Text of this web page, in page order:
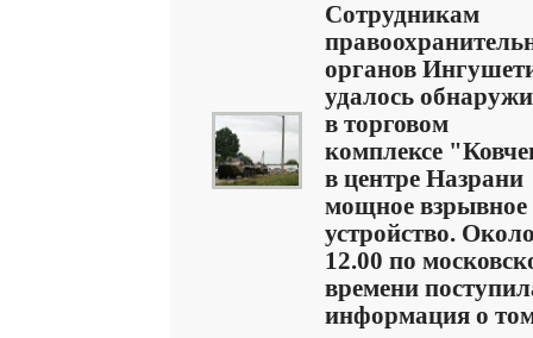
Сотрудникам
органов
удалось
в торговом
комплексе
в центре Назрани
мощное взрывное
устройство.
12.00 по
времени
информация о